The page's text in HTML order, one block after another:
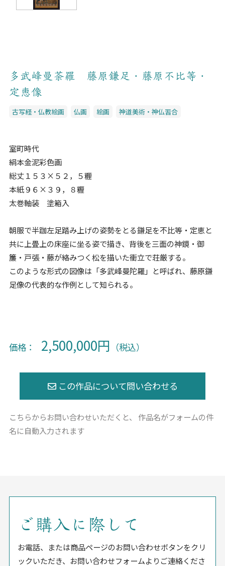
多武峰曼荼羅 藤原鎌足・藤原不比等・
定恵像
古写経・仏教絵画 仏画 絵画 神道美術・神仏習合
室町時代
絹本金泥彩色画
総丈１５３×５２，５糎
本紙９６×３９，８糎
太巻軸装 塗箱入
朝服で半跏左足踏み上げの姿勢をとる鎌足を不比等・定恵と
共に上畳上の床座に坐る姿で描き、背後を三面の神鏡・御
簾・戸張・藤が絡みつく松を描いた衝立で荘厳する。
このような形式の図像は「多武峰曼陀羅」と呼ばれ、藤原鎌
足像の代表的な作例として知られる。
価格： 2,500,000円 （税込）
こちらからお問い合わせいただくと、
作品名がフォームの件
名に自動入力されます
ご購入に際して
お電話、または商品ページのお問い合わせボタンをクリ
ックいただき、お問い合わせフォームよりご連絡くださ